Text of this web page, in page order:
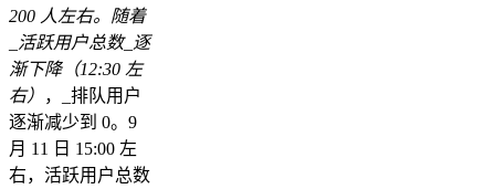
200 人左右。随着
_活跃用户总数_逐
渐下降（12:30 左
右）
，_排队用户
逐渐减少到 0。9
月 11 日 15:00 左
右，活跃用户总数